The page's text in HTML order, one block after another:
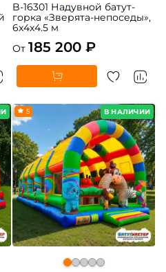
B-16301 Надувной батут-
горка «Зверята-непоседы»,
6x4x4.5 м
От 185 200 ₽
В НАЛИЧИИ
5